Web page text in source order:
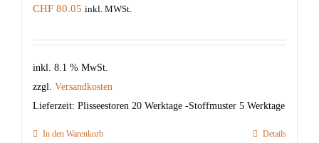
CHF 80.05 inkl. MWSt.
inkl. 8.1 % MwSt.
zzgl. Versandkosten
Lieferzeit: Plisseestoren 20 Werktage -Stoffmuster 5 Werktage
In den Warenkorb Details